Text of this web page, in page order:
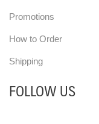
Promotions
How to Order
Shipping
FOLLOW US